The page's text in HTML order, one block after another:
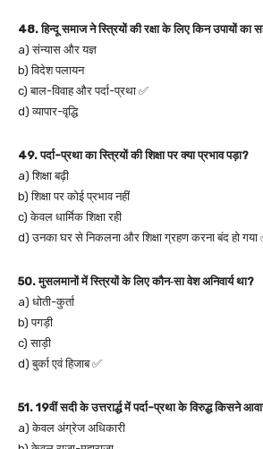
48. हिन्दू समाज ने स्त्रियों की रक्षा के लिए किन उपायों का
a) संन्यास और यज्ञ
b) विदेश पलायन
c) बाल-विवाह और पर्दा-प्रथा ✅
d) व्यापार-वृद्धि
49. पर्दा-प्रथा का स्त्रियों की शिक्षा पर क्या प्रभाव पड़ा?
a) शिक्षा बढ़ी
b) शिक्षा पर कोई प्रभाव नहीं
c) केवल धार्मिक शिक्षा रही
d) उनका घर से निकलना और शिक्षा ग्रहण करना बंद हो गया
50. मुसलमानों में स्त्रियों के लिए कौन‑सा वेश अनिवार्य था?
a) धोती-कुर्ता
b) पगड़ी
c) साड़ी
d) बुर्का एवं हिजाब ✅
51. 19वीं सदी के उत्तरार्द्ध में पर्दा-प्रथा के विरुद्ध किसने
a) केवल अंग्रेज अधिकारी